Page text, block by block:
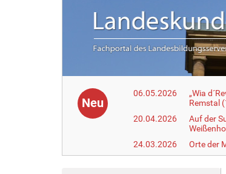
Neu
06.05.2026
„Wia
Remstal
20.04.2026
Auf der
24.03.2026
Orte der